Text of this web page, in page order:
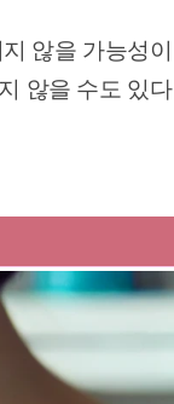
않을 가능성이
않을 수도 있다